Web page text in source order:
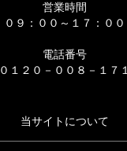
営業時間
０９：００～１７：００
電話番号
０１２０－００８－１７１
当サイトについて